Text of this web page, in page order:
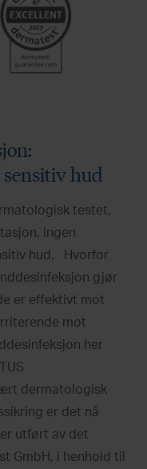
hud
testet,
ingen
hud. Hvorfor
gjør
er effektivt mot
mot
her
dermatologisk
er det nå
utført av det
GmbH, i henhold til